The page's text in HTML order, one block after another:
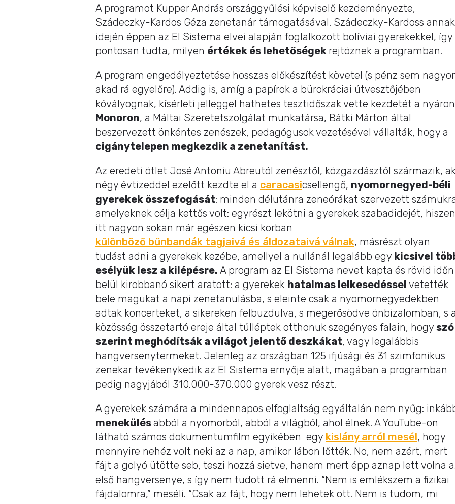
A programot Kupper András országgyűlési képviselő kezdeményezte,
Szádeczky-Kardos Géza zenetanár támogatásával. Szádeczky-Kardoss annak
idején éppen az El Sistema elvei alapján foglalkozott bolíviai gyerekekkel, így
pontosan tudta, milyen értékek és lehetőségek rejtöznek a programban.
A program engedélyeztetése hosszas előkészítést követel (s pénz sem
akad rá egyelőre). Addig is, amíg a papírok a bürokráciai útvesztőjében
kóvályognak, kísérleti jelleggel hathetes tesztidőszak vette kezdetét a
Monoron, a Máltai Szeretetszolgálat munkatársa, Bátki Márton által
beszervezett önkéntes zenészek, pedagógusok vezetésével vállalták, hogy a
cigánytelepen megkezdik a zenetanítást.
Az eredeti ötlet José Antoniu Abreutól zenésztől, közgazdásztól származik,
négy évtizeddel ezelőtt kezdte el a caracasicsellengő, nyomornegyed-béli
gyerekek összefogását: minden délutánra zeneórákat szervezett
amelyeknek célja kettős volt: egyrészt lekötni a gyerekek szabadidejét, hiszen
itt nagyon sokan már egészen kicsi korban
különböző bűnbandák tagjaivá és áldozataivá válnak, másrészt olyan
tudást adni a gyerekek kezébe, amellyel a nullánál legalább egy kicsivel
esélyük lesz a kilépésre. A program az El Sistema nevet kapta és rövid időn
belül kirobbanó sikert aratott: a gyerekek hatalmas lelkesedéssel vetették
bele magukat a napi zenetanulásba, s eleinte csak a nyomornegyedekben
adtak koncerteket, a sikereken felbuzdulva, s megerősödve önbizalomban, s a
közösség összetartó ereje által túlléptek otthonuk szegényes falain, hogy szó
szerint meghódítsák a világot jelentő deszkákat, vagy legalábbis
hangversenytermeket. Jelenleg az országban 125 ifjúsági és 31 szimfonikus
zenekar tevékenykedik az El Sistema ernyője alatt, magában a programban
pedig nagyjából 310.000-370.000 gyerek vesz részt.
A gyerekek számára a mindennapos elfoglaltság egyáltalán nem nyűg:
menekülésabból a nyomorból, abból a világból, ahol élnek. A YouTube-on
látható számos dokumentumfilm egyikében egy kislány arról mesél, hogy
mennyire nehéz volt neki az a nap, amikor lábon lőtték. No, nem azért, mert
fájt a golyó ütötte seb, teszi hozzá sietve, hanem mert épp aznap lett volna
első hangversenye, s így nem tudott rá elmenni. “Nem is emlékszem a fizikai
fájdalomra,” meséli. “Csak az fájt, hogy nem lehetek ott. Nem is tudom, mi